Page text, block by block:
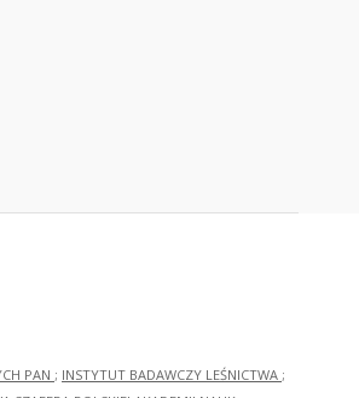
PAN ; INSTYTUT BADAWCZY LEŚNICTWA ;